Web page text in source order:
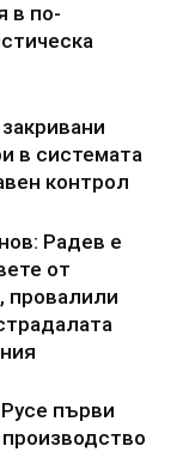
в по-
в системата
контрол
Радев е
от
провалили
първи
производство